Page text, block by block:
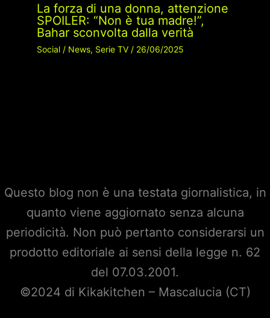
La forza di una donna, attenzione
SPOILER: “Non è tua madre!”,
Bahar sconvolta dalla verità
Social/ News, Serie TV/ 26/06/2025
Questo blog non è una testata giornalistica, in
quanto viene aggiornato senza alcuna
periodicità. Non può pertanto considerarsi un
prodotto editoriale ai sensi della legge n. 62
del 07.03.2001.
©2024 di Kikakitchen – Mascalucia (CT)